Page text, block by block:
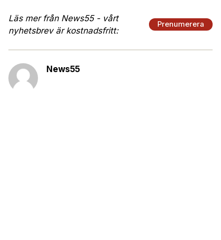
Läs mer från News55 - vårt
nyhetsbrev är kostnadsfritt:
Prenumerera
News55